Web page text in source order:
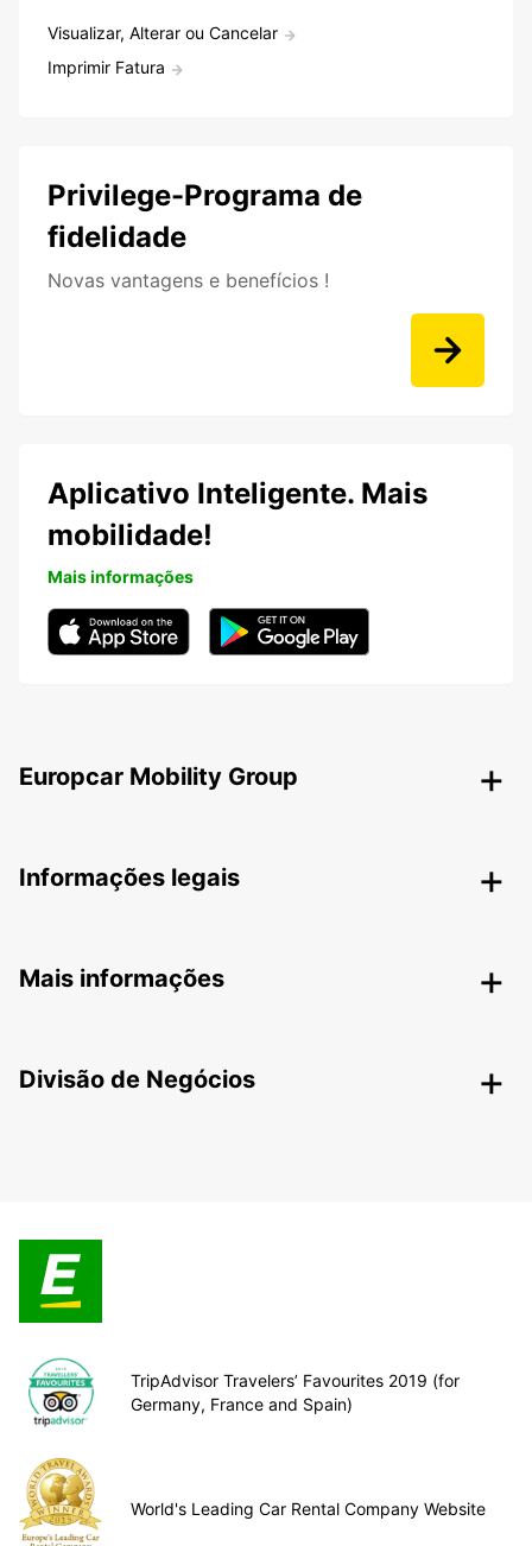
Visualizar, Alterar ou Cancelar
Imprimir Fatura
Privilege-Programa de
fidelidade
Novas vantagens e benefícios !
Aplicativo Inteligente. Mais
mobilidade!
Mais informações
Europcar Mobility Group
Informações legais
Mais informações
Divisão de Negócios
TripAdvisor Travelers’ Favourites 2019 (for
Germany, France and Spain)
World's Leading Car Rental Company Website